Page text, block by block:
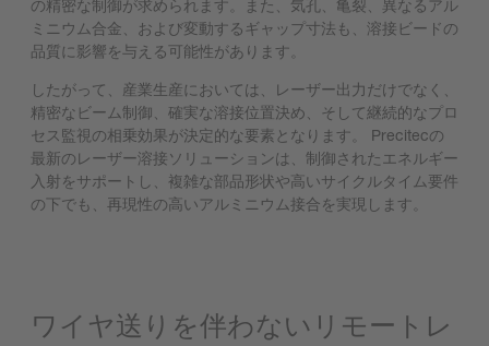
の精密な制御が求められます。また、気孔、亀裂、異なるアル
ミニウム合金、および変動するギャップ寸法も、溶接ビードの
品質に影響を与える可能性があります。
したがって、産業生産においては、レーザー出力だけでなく、
精密なビーム制御、確実な溶接位置決め、そして継続的なプロ
セス監視の相乗効果が決定的な要素となります。 Precitecの
最新のレーザー溶接ソリューションは、制御されたエネルギー
入射をサポートし、複雑な部品形状や高いサイクルタイム要件
の下でも、再現性の高いアルミニウム接合を実現します。
ワイヤ送りを伴わないリモートレ